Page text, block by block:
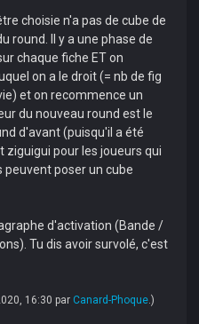
choisie n'a pas de cube de
round. Il y a une phase de
chaque fiche ET on
on a le droit (= nb de fig
et on recommence un
du nouveau round est le
d'avant (puisqu'il a été
ziguigui pour les joueurs qui
peuvent poser un cube
d'activation (Bande /
Tu dis avoir survolé, c'est
16:30 par Canard-Phoque.)